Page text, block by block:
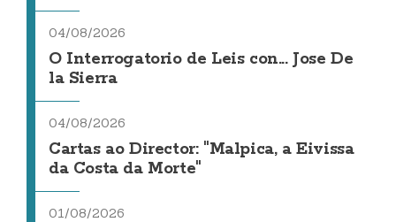
04/08/2026
O Interrogatorio de Leis con... Jose De
la Sierra
04/08/2026
Cartas ao Director: "Malpica, a Eivissa
da Costa da Morte"
01/08/2026